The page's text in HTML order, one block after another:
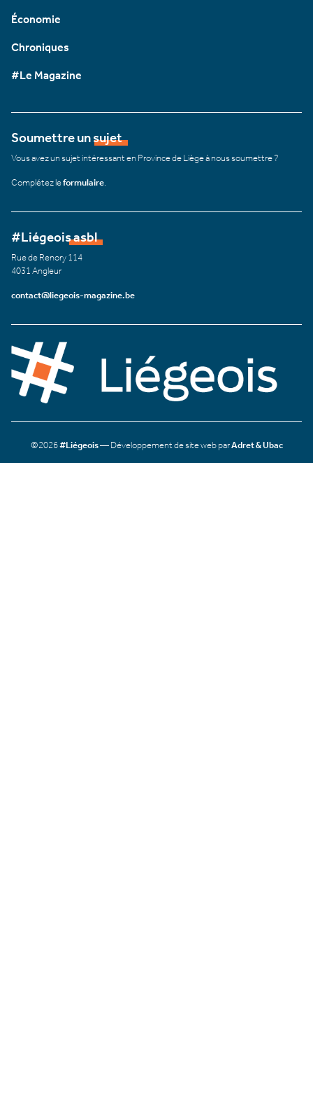
Économie
Chroniques
#Le Magazine
Soumettre un sujet
Vous avez un sujet intéressant en Province de Liège à nous soumettre ?
Complétez leformulaire
#Liégeois asbl
Rue de Renory 114
4031 Angleur
contact@liegeois-magazine.be
©2026#Liégeois— Développement de site web parAdret & Ubac